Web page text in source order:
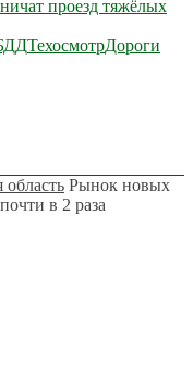
проезд тяжёлых
ТехосмотрДороги
область Рынок новых
в 2 раза